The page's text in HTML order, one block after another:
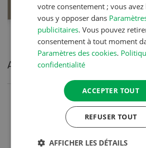
Articles les plus lues
Production animale
Noms de vaches
votre consentement ; vous
vous y opposer dans
publicitaires. Vous pouvez
consentement à tout moment
Paramètres des cookies.
confidentialité
ACCEPTER TOUT
REFUSER TOUT
AFFICHER LES DÉTAILS